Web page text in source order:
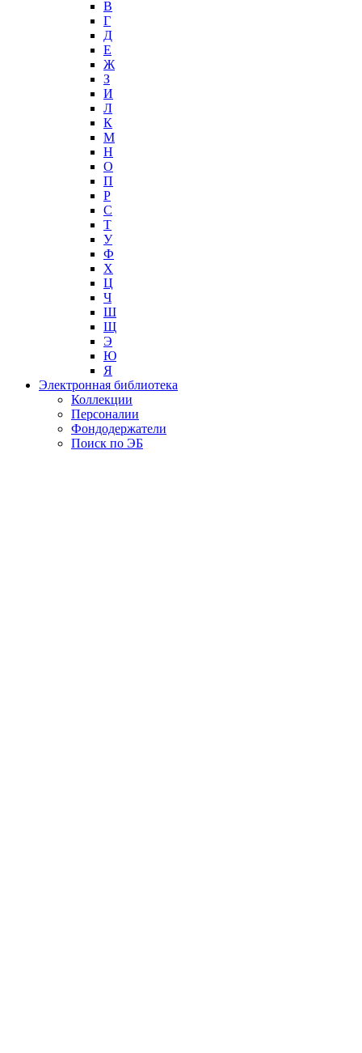
В
Г
Д
Е
Ж
З
И
Л
К
М
Н
О
П
Р
С
Т
У
Ф
Х
Ц
Ч
Ш
Щ
Э
Ю
Я
Электронная библиотека
Коллекции
Персоналии
Фондодержатели
Поиск по ЭБ